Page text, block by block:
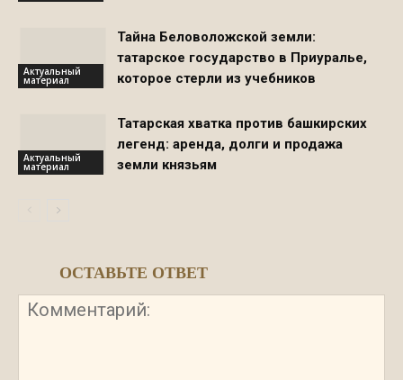
Актуальный
материал
Тайна Беловоложской земли:
татарское государство в Приуралье,
которое стерли из учебников
Актуальный
материал
Татарская хватка против башкирских
легенд: аренда, долги и продажа
земли князьям
ОСТАВЬТЕ ОТВЕТ